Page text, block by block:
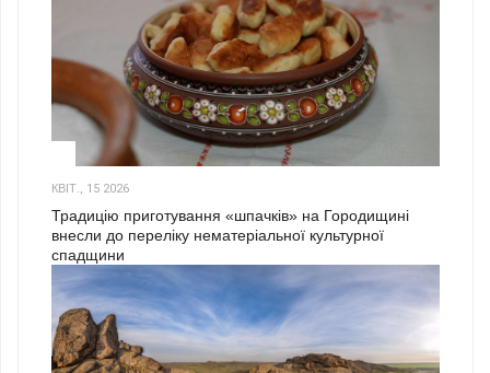
КВІТ., 15 2026
Традицію приготування «шпачків» на Городищині
внесли до переліку нематеріальної культурної
спадщини